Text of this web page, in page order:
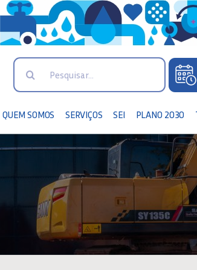
Search
QUEM SOMOS SERVIÇOS SEI PLANO 2030